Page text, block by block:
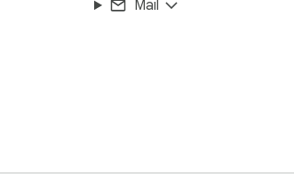
X Video Downloader today and enjoy
Mail